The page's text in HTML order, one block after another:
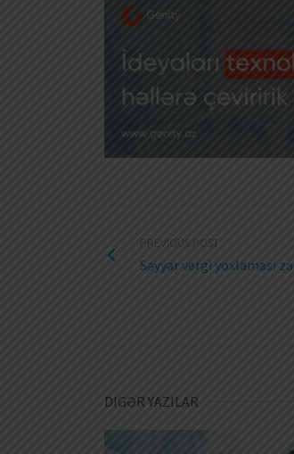
PREVIOUS POST
Səyyar vergi yoxlaması
DIGƏR YAZILAR